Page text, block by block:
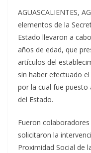
AGUASCALIENTES,
elementos de la
Estado llevaron a
años de edad, que
artículos del
sin haber efectuado
por la cual fue puesto
del Estado.
Fueron
solicitaron la
Proximidad Social de